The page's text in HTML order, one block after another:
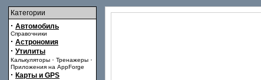
Категории
· Автомобиль
Справочники
· Астрономия
· Утилиты
Калькуляторы · Тренажеры ·
Приложения на AppForge
· Карты и GPS